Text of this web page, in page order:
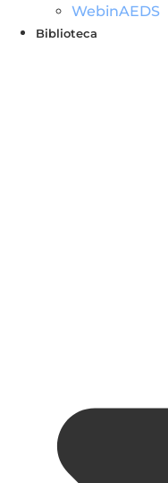
WebinAEDS
Biblioteca